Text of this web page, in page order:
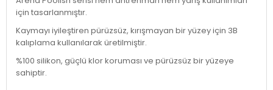
için tasarlanmıştır.
Kaymayı iyileştiren pürüzsüz, kırışmayan bir yüzey için 3B
kalıplama kullanılarak üretilmiştir.
%100 silikon, güçlü klor koruması ve pürüzsüz bir yüzeye
sahiptir.